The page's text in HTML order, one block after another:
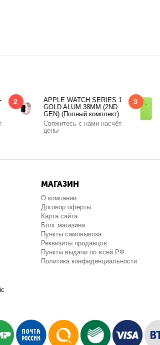
2
APPLE WATCH SERIES 1
GOLD ALUM 38MM (2ND
GEN) (Полный комплект)
Свяжитесь с нами насчёт
цены
3
МАГАЗИН
О компании
Договор оферты
Карта сайта
Блог магазина
Пункты самовывоза
Реквизиты продавцов
Пункты выдачи по всей РФ
Политика конфиденциальности